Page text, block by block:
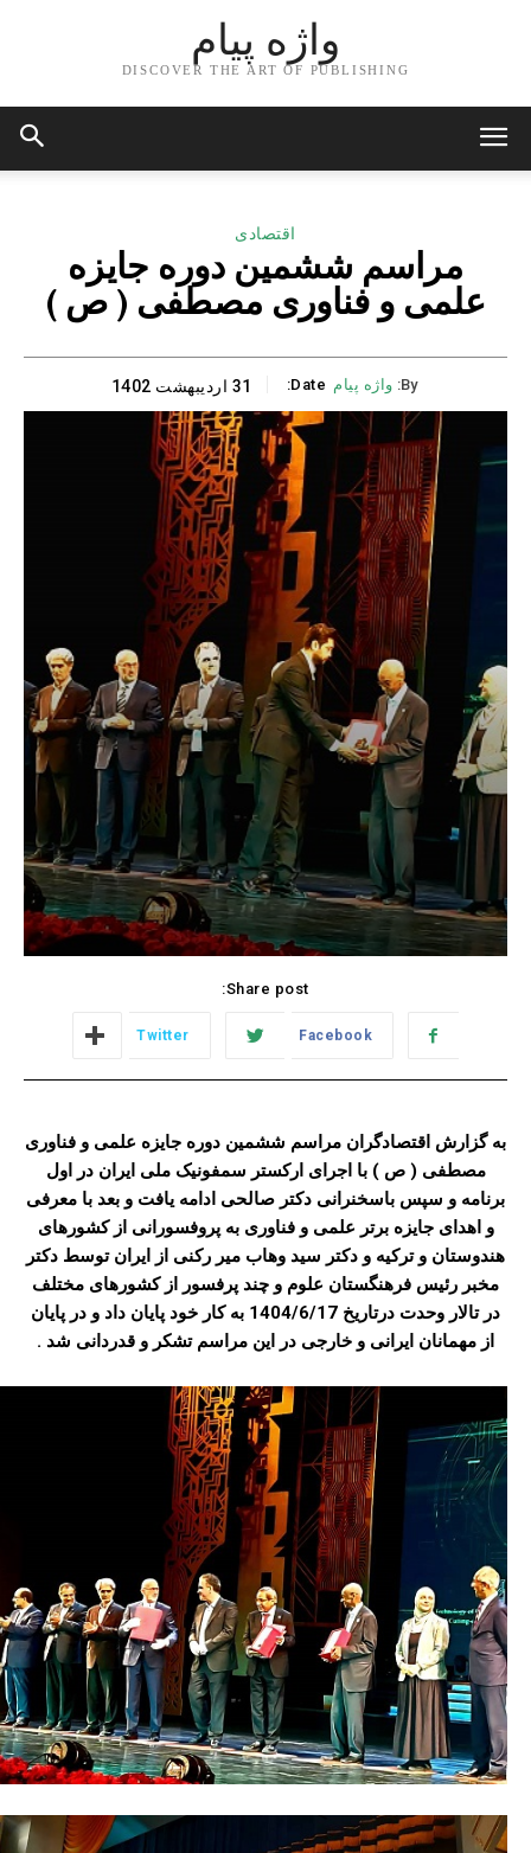
واژه پیام
DISCOVER THE ART OF PUBLISHING
اقتصادی
مراسم ششمین دوره جایزه
علمی و فناوری مصطفی ( ص )
By: واژه پیام Date: 31 اردیبهشت 1402
Share post:
Facebook
Twitter
به گزارش اقتصادگران مراسم ششمین دوره جایزه علمی و فناوری
مصطفی ( ص ) با اجرای ارکستر سمفونیک ملی ایران در اول
برنامه و سپس باسخنرانی دکتر صالحی ادامه یافت و بعد با معرفی
و اهدای جایزه برتر علمی و فناوری به پروفسورانی از کشورهای
هندوستان و ترکیه و دکتر سید وهاب میر رکنی از ایران توسط دکتر
مخبر رئیس فرهنگستان علوم و چند پرفسور از کشورهای مختلف
در تالار وحدت درتاریخ 1404/6/17 به کار خود پایان داد و در پایان
از مهمانان ایرانی و خارجی در این مراسم تشکر و قدردانی شد .